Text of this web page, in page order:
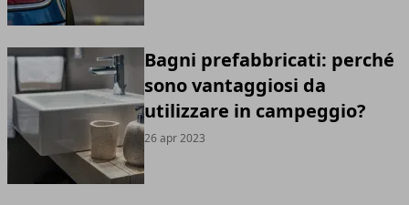
Bagni prefabbricati: perché
sono vantaggiosi da
utilizzare in campeggio?
26 apr 2023